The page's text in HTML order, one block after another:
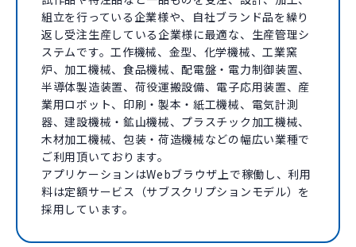
組立を行っている企業様や、自社ブランド品を繰り
返し受注生産している企業様に最適な、生産管理シ
ステムです。工作機械、金型、化学機械、工業窯
炉、加工機械、食品機械、配電盤・電力制御装置、
半導体製造装置、荷役運搬設備、電子応用装置、産
業用ロボット、印刷・製本・紙工機械、電気計測
器、建設機械・鉱山機械、プラスチック加工機械、
木材加工機械、包装・荷造機械などの幅広い業種で
ご利用頂いております。
アプリケーションはWebブラウザ上で稼働し、利用
料は定額サービス（サブスクリプションモデル）を
採用しています。